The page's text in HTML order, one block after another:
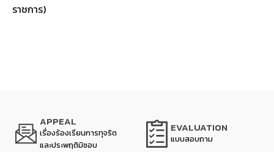
ราชการ)
APPEAL
เรื่องร้องเรียนการทุจริต
และประพฤติมิชอบ
EVALUATION
แบบสอบถาม